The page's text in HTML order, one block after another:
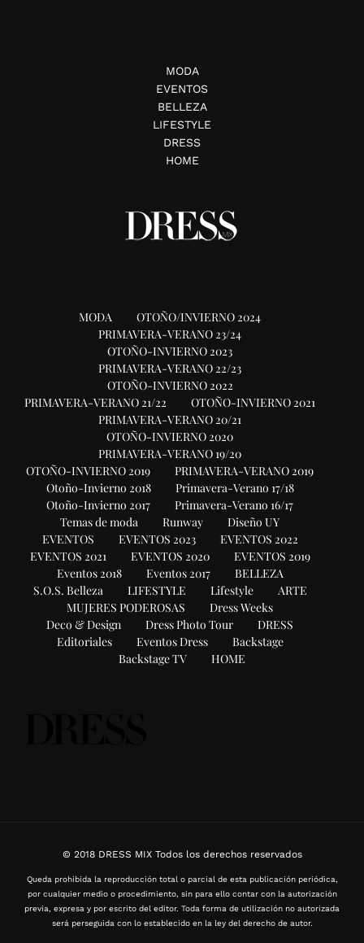
MODA
EVENTOS
BELLEZA
LIFESTYLE
DRESS
HOME
MODA
OTOÑO/INVIERNO 2024
PRIMAVERA-VERANO 23/24
OTOÑO-INVIERNO 2023
PRIMAVERA-VERANO 22/23
OTOÑO-INVIERNO 2022
PRIMAVERA-VERANO 21/22
OTOÑO-INVIERNO 2021
PRIMAVERA-VERANO 20/21
OTOÑO-INVIERNO 2020
PRIMAVERA-VERANO 19/20
OTOÑO-INVIERNO 2019
PRIMAVERA-VERANO 2019
Otoño-Invierno 2018
Primavera-Verano 17/18
Otoño-Invierno 2017
Primavera-Verano 16/17
Temas de moda
Runway
Diseño UY
EVENTOS
EVENTOS 2023
EVENTOS 2022
EVENTOS 2021
EVENTOS 2020
EVENTOS 2019
Eventos 2018
Eventos 2017
BELLEZA
S.O.S. Belleza
LIFESTYLE Lifestyle
ARTE
MUJERES PODEROSAS
Dress Weeks
Deco & Design
Dress Photo Tour
DRESS
Editoriales
Eventos Dress
Backstage
Backstage TV
HOME
© 2018 DRESS MIX Todos los derechos reservados
Queda prohibida la reproducción total o parcial de esta publicación periódica,
por cualquier medio o procedimiento, sin para ello contar con la autorización
previa, expresa y por escrito del editor. Toda forma de utilización no autorizada
será perseguida con lo establecido en la ley del derecho de autor.